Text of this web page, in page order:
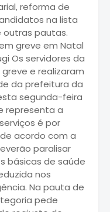
reforma de
na lista
outras pautas.
greve em Natal
Os servidores da
e realizaram
da prefeitura da
segunda-feira
representa a
é por
acordo com a
paralisar
básicas de saúde
nos
Na pauta de
pede